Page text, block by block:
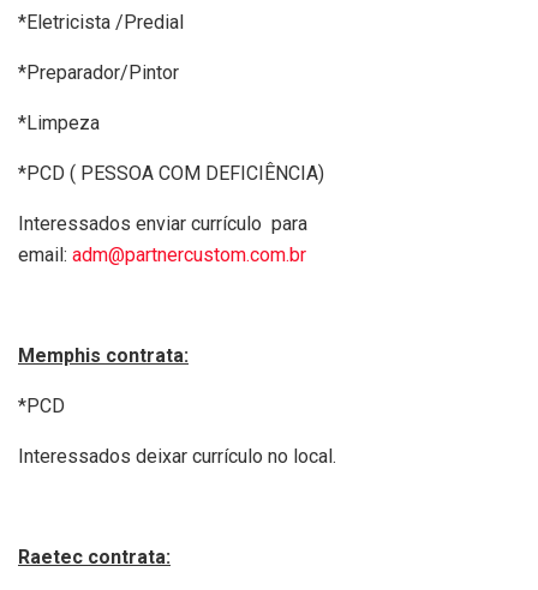
*Eletricista /Predial
*Preparador/Pintor
*Limpeza
*PCD ( PESSOA COM DEFICIÊNCIA)
Interessados enviar currículo para
email: adm@partnercustom.com.br
Memphis contrata:
*PCD
Interessados deixar currículo no local.
Raetec contrata: